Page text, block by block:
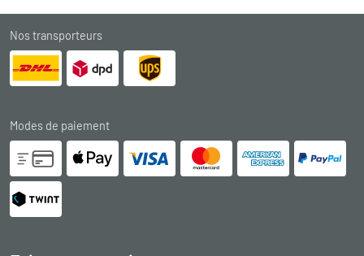
Nos transporteurs
Modes de paiement